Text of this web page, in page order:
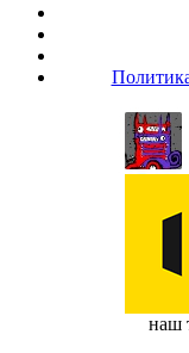
наш